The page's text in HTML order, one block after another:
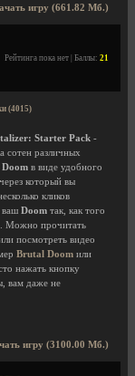
игру (661.82 Мб.)
Рейтинга пока нет | Баллы: 21
(4015)
Starter Pack -
сотен различных
Doom в виде удобного
который вы
кликов
ваш Doom так, как того
Можно прочитать
посмотреть видео
Brutal Doom или
нажать кнопку
вам даже не
игру (3100.00 Мб.)